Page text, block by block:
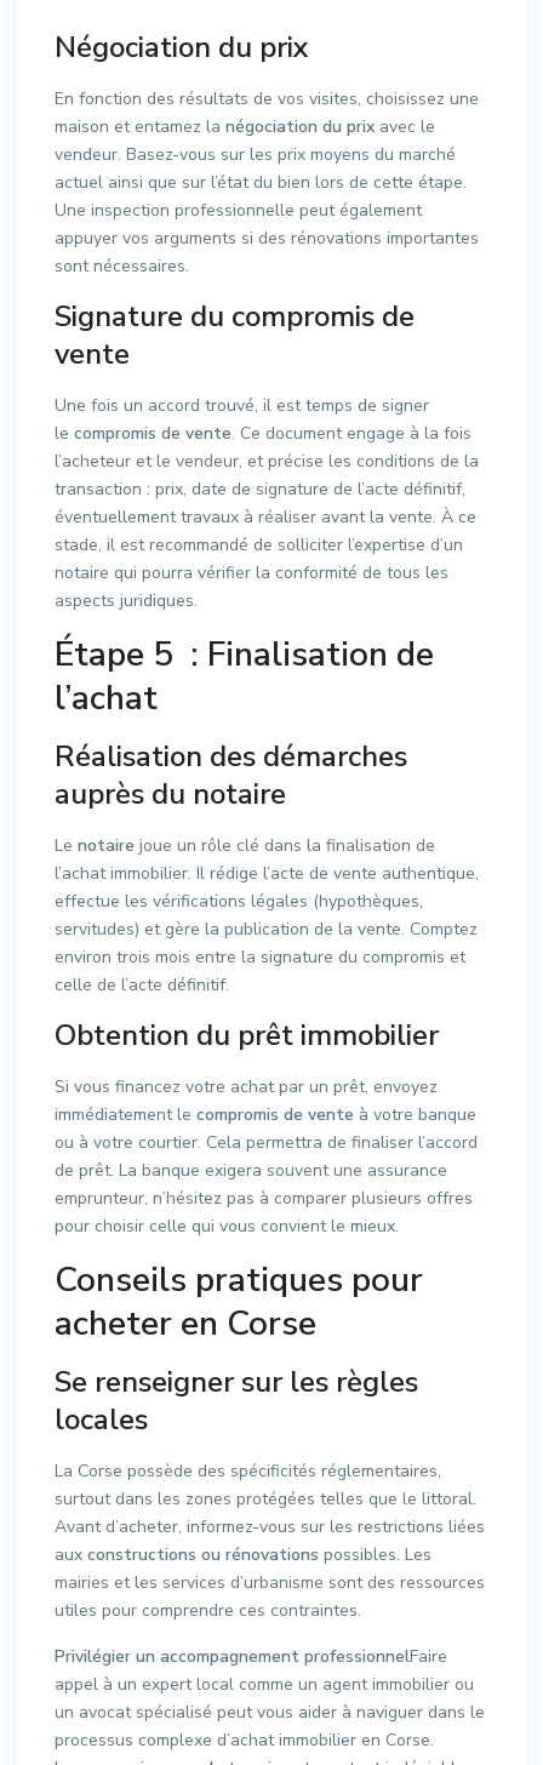
Négociation du prix
En fonction des résultats de vos visites, choisissez une
maison et entamez la négociation du prix avec le
vendeur. Basez-vous sur les prix moyens du marché
actuel ainsi que sur l’état du bien lors de cette étape.
Une inspection professionnelle peut également
appuyer vos arguments si des rénovations importantes
sont nécessaires.
Signature du compromis de
vente
Une fois un accord trouvé, il est temps de signer
le compromis de vente. Ce document engage à la fois
l’acheteur et le vendeur, et précise les conditions de la
transaction : prix, date de signature de l’acte définitif,
éventuellement travaux à réaliser avant la vente. À ce
stade, il est recommandé de solliciter l’expertise d’un
notaire qui pourra vérifier la conformité de tous les
aspects juridiques.
Étape 5 : Finalisation de
l’achat
Réalisation des démarches
auprès du notaire
Le notaire joue un rôle clé dans la finalisation de
l’achat immobilier. Il rédige l’acte de vente authentique,
effectue les vérifications légales (hypothèques,
servitudes) et gère la publication de la vente. Comptez
environ trois mois entre la signature du compromis et
celle de l’acte définitif.
Obtention du prêt immobilier
Si vous financez votre achat par un prêt, envoyez
immédiatement le compromis de vente à votre banque
ou à votre courtier. Cela permettra de finaliser l’accord
de prêt. La banque exigera souvent une assurance
emprunteur, n’hésitez pas à comparer plusieurs offres
pour choisir celle qui vous convient le mieux.
Conseils pratiques pour
acheter en Corse
Se renseigner sur les règles
locales
La Corse possède des spécificités réglementaires,
surtout dans les zones protégées telles que le littoral.
Avant d’acheter, informez-vous sur les restrictions liées
aux constructions ou rénovations possibles. Les
mairies et les services d’urbanisme sont des ressources
utiles pour comprendre ces contraintes.
Privilégier un accompagnement professionnelFaire
appel à un expert local comme un agent immobilier ou
un avocat spécialisé peut vous aider à naviguer dans le
processus complexe d’achat immobilier en Corse.